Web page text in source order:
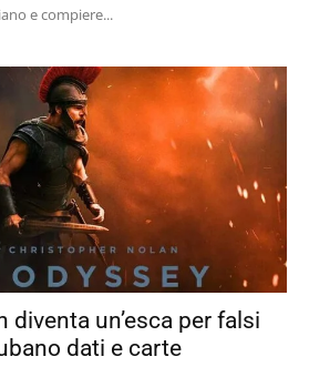
e compiere...
diventa un’esca per falsi
dati e carte